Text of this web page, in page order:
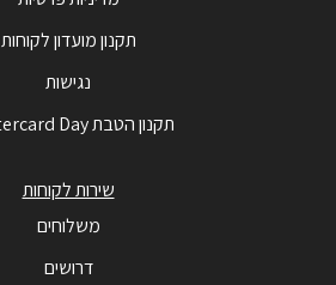
תקנון מועדון לקוחות
נגישות
תקנון הטבת Mastercard Day
שירות לקוחות
משלוחים
דרושים